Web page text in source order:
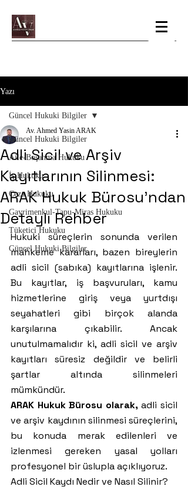
Yazı
Güncel Hukuki Bilgiler
Aile-Boşanma Hukuku
İş Hukuku
Ceza Hukuku
Gayrimenkul-Tapu-Miras Hukuku
Tüketici Hukuku
Güncel Hukuki Bilgiler
Güncel Hukuki Bilgiler
Adli Sicil ve Arşiv
Kayıtlarının Silinmesi:
ARAK Hukuk Bürosu'ndan
Detaylı Rehber
Av. Ahmed Yasin ARAK
Hukuki süreçlerin sonunda verilen
mahkeme kararları, bazen bireylerin
adli sicil (sabıka) kayıtlarına işlenir.
Bu kayıtlar, iş başvuruları, kamu
hizmetlerine giriş veya yurtdışı
seyahatleri gibi birçok alanda
karşılarına çıkabilir. Ancak
unutulmamalıdır ki, adli sicil ve arşiv
kayıtları süresiz değildir ve belirli
şartlar altında silinmeleri
mümkündür.
ARAK Hukuk Bürosu olarak, adli sicil
ve arşiv kaydının silinmesi süreçlerini,
bu konuda merak edilenleri ve
izlenmesi gereken yasal yolları
profesyonel bir üslupla açıklıyoruz.
Adli Sicil Kaydı Nedir ve Nasıl Silinir?